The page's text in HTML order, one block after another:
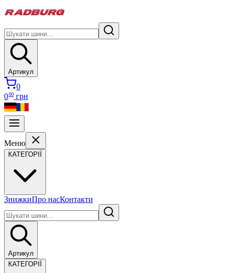
Артикул
0
000 грн
Меню
КАТЕГОРІЇ
ЗнижкиПро насКонтакти
Артикул
КАТЕГОРІЇ